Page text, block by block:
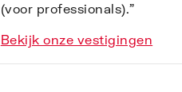
(voor professionals).”
Bekijk onze vestigingen